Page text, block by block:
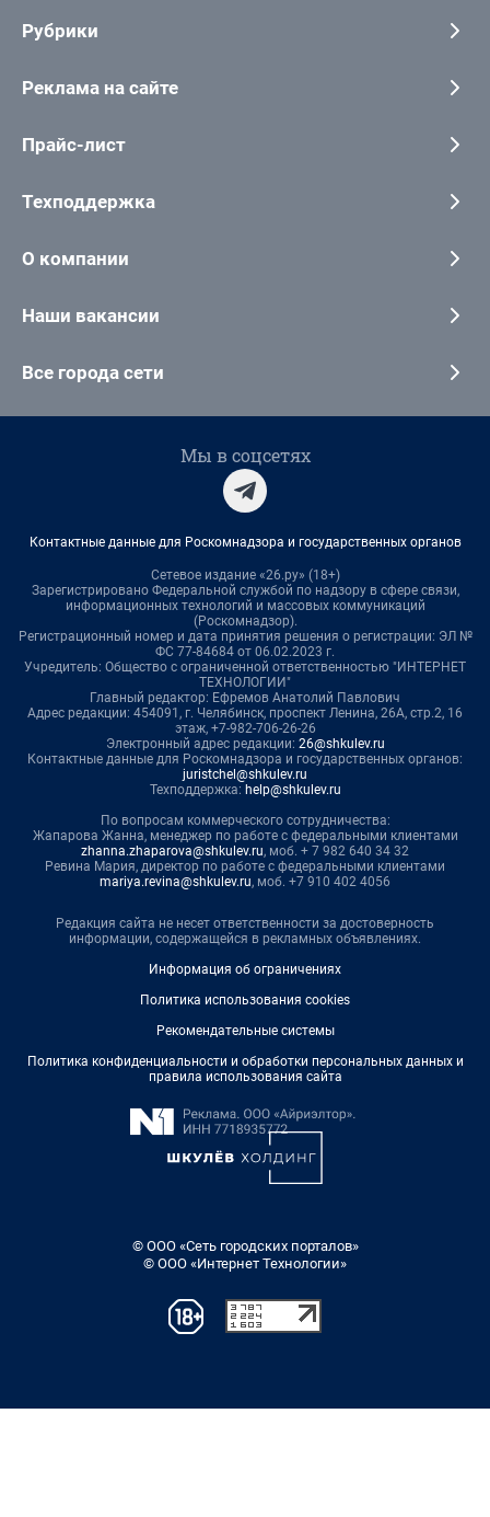
Рубрики
Реклама на сайте
Прайс-лист
Техподдержка
О компании
Наши вакансии
Все города сети
Мы в соцсетях
Контактные данные для Роскомнадзора и государственных органов
Сетевое издание «26.ру» (18+)
Зарегистрировано Федеральной службой по надзору в сфере связи,
информационных технологий и массовых коммуникаций
(Роскомнадзор).
Регистрационный номер и дата принятия решения о регистрации: ЭЛ №
ФС 77-84684 от 06.02.2023 г.
Учредитель: Общество с ограниченной ответственностью "ИНТЕРНЕТ
ТЕХНОЛОГИИ"
Главный редактор: Ефремов Анатолий Павлович
Адрес редакции: 454091, г. Челябинск, проспект Ленина, 26А, стр.2, 16
этаж, +7-982-706-26-26
Электронный адрес редакции: 26@shkulev.ru
Контактные данные для Роскомнадзора и государственных органов:
juristchel@shkulev.ru
Техподдержка: help@shkulev.ru
По вопросам коммерческого сотрудничества:
Жапарова Жанна, менеджер по работе с федеральными клиентами
zhanna.zhaparova@shkulev.ru, моб. + 7 982 640 34 32
Ревина Мария, директор по работе с федеральными клиентами
mariya.revina@shkulev.ru, моб. +7 910 402 4056
Редакция сайта не несет ответственности за достоверность
информации, содержащейся в рекламных объявлениях.
Информация об ограничениях
Политика использования cookies
Рекомендательные системы
Политика конфиденциальности и обработки персональных данных и
правила использования сайта
© ООО «Сеть городских порталов»
© ООО «Интернет Технологии»